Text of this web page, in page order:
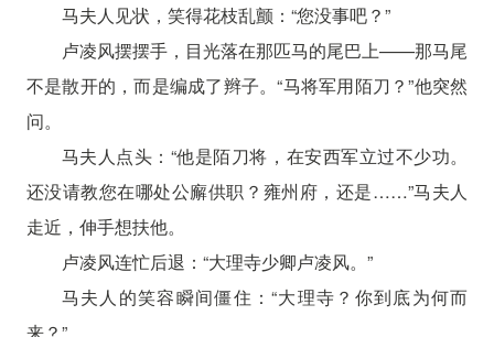
马夫人见状，笑得花枝乱颤：“您没事吧？”
卢凌风摆摆手，目光落在那匹马的尾巴上——那马尾
不是散开的，而是编成了辫子。“马将军用陌刀？”他突然
问。
马夫人点头：“他是陌刀将，在安西军立过不少功。
还没请教您在哪处公廨供职？雍州府，还是……”马夫人
走近，伸手想扶他。
卢凌风连忙后退：“大理寺少卿卢凌风。”
马夫人的笑容瞬间僵住：“大理寺？你到底为何而
来？”